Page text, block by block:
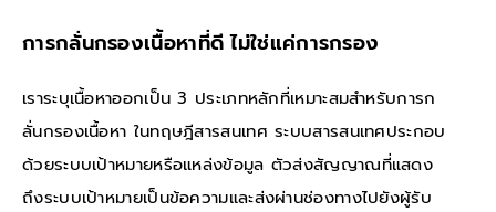
การกลั่นกรองเนื้อหาที่ดี ไม่ใช่แค่การกรอง
เราระบุเนื้อหาออกเป็น 3 ประเภทหลักที่เหมาะสมสำหรับการก
ลั่นกรองเนื้อหา ในทฤษฎีสารสนเทศ ระบบสารสนเทศประกอบ
ด้วยระบบเป้าหมายหรือแหล่งข้อมูล ตัวส่งสัญญาณที่แสดง
ถึงระบบเป้าหมายเป็นข้อความและส่งผ่านช่องทางไปยังผู้รับ